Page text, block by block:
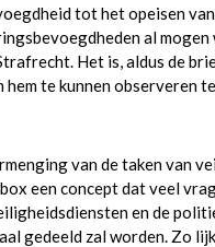
tot het opeisen
al
Het is, aldus de
te kunnen observeren
van de taken van
een concept dat veel
en de
gedeeld zal worden. Zo